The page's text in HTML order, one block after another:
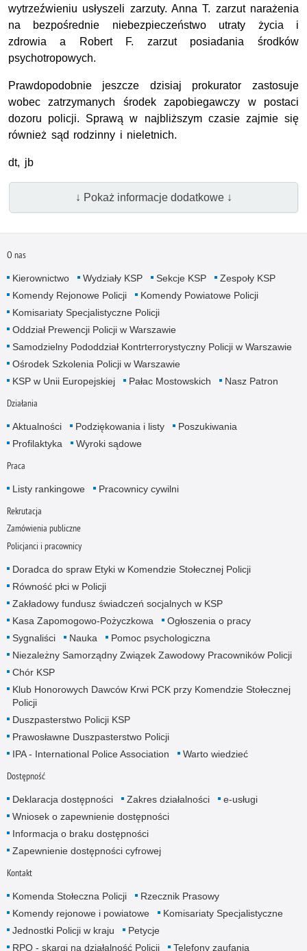
wytrzeźwieniu usłyszeli zarzuty. Anna T. zarzut narażenia
na bezpośrednie niebezpieczeństwo utraty życia i
zdrowia a Robert F. zarzut posiadania środków
psychotropowych.
Prawdopodobnie jeszcze dzisiaj prokurator zastosuje
wobec zatrzymanych środek zapobiegawczy w postaci
dozoru policji. Sprawą w najbliższym czasie zajmie się
również sąd rodzinny i nieletnich.
dt, jb
↓ Pokaż informacje dodatkowe ↓
O nas
Kierownictwo Wydziały KSP Sekcje KSP
Zespoły KSP
Komendy Rejonowe Policji
Komendy Powiatowe Policji
Komisariaty Specjalistyczne Policji
Oddział Prewencji Policji w Warszawie
Samodzielny Pododdział Kontrterrorystyczny Policji w Warszawie
Ośrodek Szkolenia Policji w Warszawie
KSP w Unii Europejskiej
Pałac Mostowskich Nasz Patron
Działania
Aktualności Podziękowania i listy
Poszukiwania
Profilaktyka
Wyroki sądowe
Praca
Listy rankingowe Pracownicy cywilni
Rekrutacja
Zamówienia publiczne
Policjanci i pracownicy
Doradca do spraw Etyki w Komendzie Stołecznej Policji
Równość płci w Policji
Zakładowy fundusz świadczeń socjalnych w KSP
Kasa Zapomogowo-Pożyczkowa
Ogłoszenia o pracy
Sygnaliści
Nauka
Pomoc psychologiczna
Niezależny Samorządny Związek Zawodowy Pracowników Policji
Chór KSP
Klub Honorowych Dawców Krwi PCK przy Komendzie Stołecznej
Policji
Duszpasterstwo Policji KSP
Prawosławne Duszpasterstwo Policji
IPA - International Police Association
Warto wiedzieć
Dostępność
Deklaracja dostępności Zakres działalności
e-usługi
Wniosek o zapewnienie dostępności
Informacja o braku dostępności
Zapewnienie dostępności cyfrowej
Kontakt
Komenda Stołeczna Policji
Rzecznik Prasowy
Komendy rejonowe i powiatowe
Komisariaty Specjalistyczne
Jednostki Policji w kraju
Petycje
RPO - skargi na działalność Policji
Telefony zaufania